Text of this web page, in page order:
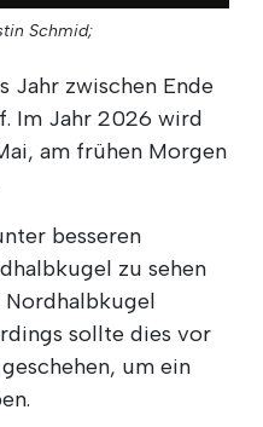
Schmid;
Jahr zwischen Ende
Im Jahr 2026 wird
am frühen Morgen
besseren
zu sehen
Nordhalbkugel
sollte dies vor
um ein